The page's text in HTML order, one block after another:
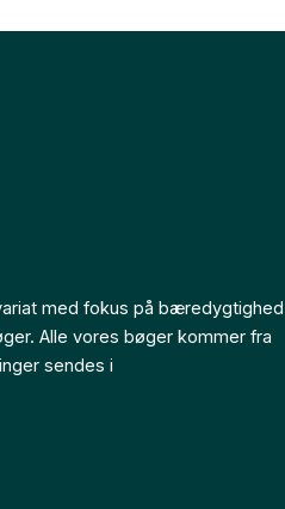
med fokus på bæredygtighed
Alle vores bøger kommer fra
sendes i